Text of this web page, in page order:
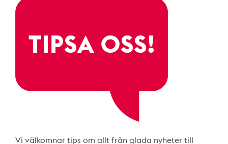
Vi välkomnar tips om allt från glada nyheter till